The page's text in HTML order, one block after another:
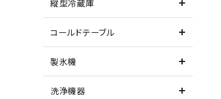
縦型冷蔵庫
コールドテーブル
製氷機
洗浄機器